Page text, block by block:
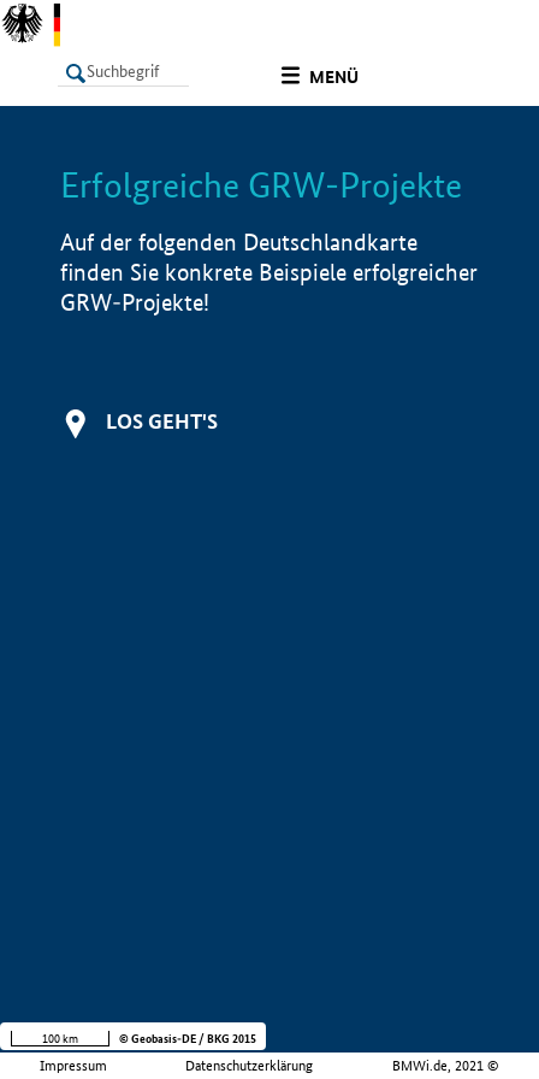
MENÜ
LISTE Info
Erfolgreiche GRW-Projekte
Auf der folgenden Deutschlandkarte
finden Sie konkrete Beispiele erfolgreicher
GRW-Projekte!
LOS GEHT'S
Impressum Datenschutzerklärung BMWi.de, 2021 ©
100 km © Geobasis-DE / BKG 2015